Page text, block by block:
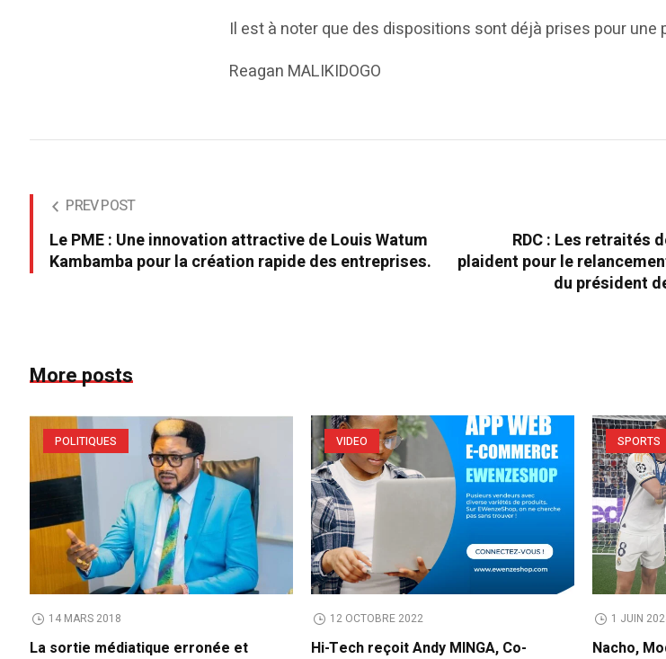
Il est à noter que des dispositions sont déjà prises pour une
Reagan MALIKIDOGO
PREV POST
Le PME : Une innovation attractive de Louis Watum
Kambamba pour la création rapide des entreprises.
RDC : Les retraités
plaident pour le
du président
More posts
POLITIQUES
14 MARS 2018
La sortie médiatique erronée et
VIDEO
12 OCTOBRE 2022
Hi-Tech reçoit Andy MINGA, Co-
SPORTS
1 JUIN
Nacho,